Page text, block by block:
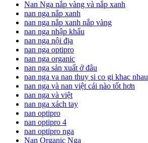
Nan Nga nắp vàng và nắp xanh
nan nga nắp xanh
nan nga nắp xanh nắp vàng
nan nga nhập khẩu
nan nga nội địa
nan nga optipro
nan nga organic
nan nga sản xuất ở đâu
nan nga va nan thuy si co gi khac nhau
nan nga và nan việt cái nào tốt hơn
nan nga và việt
nan nga xách tay
nan optipro
nan optipro 4
nan optipro nga
Nan Organic Nga